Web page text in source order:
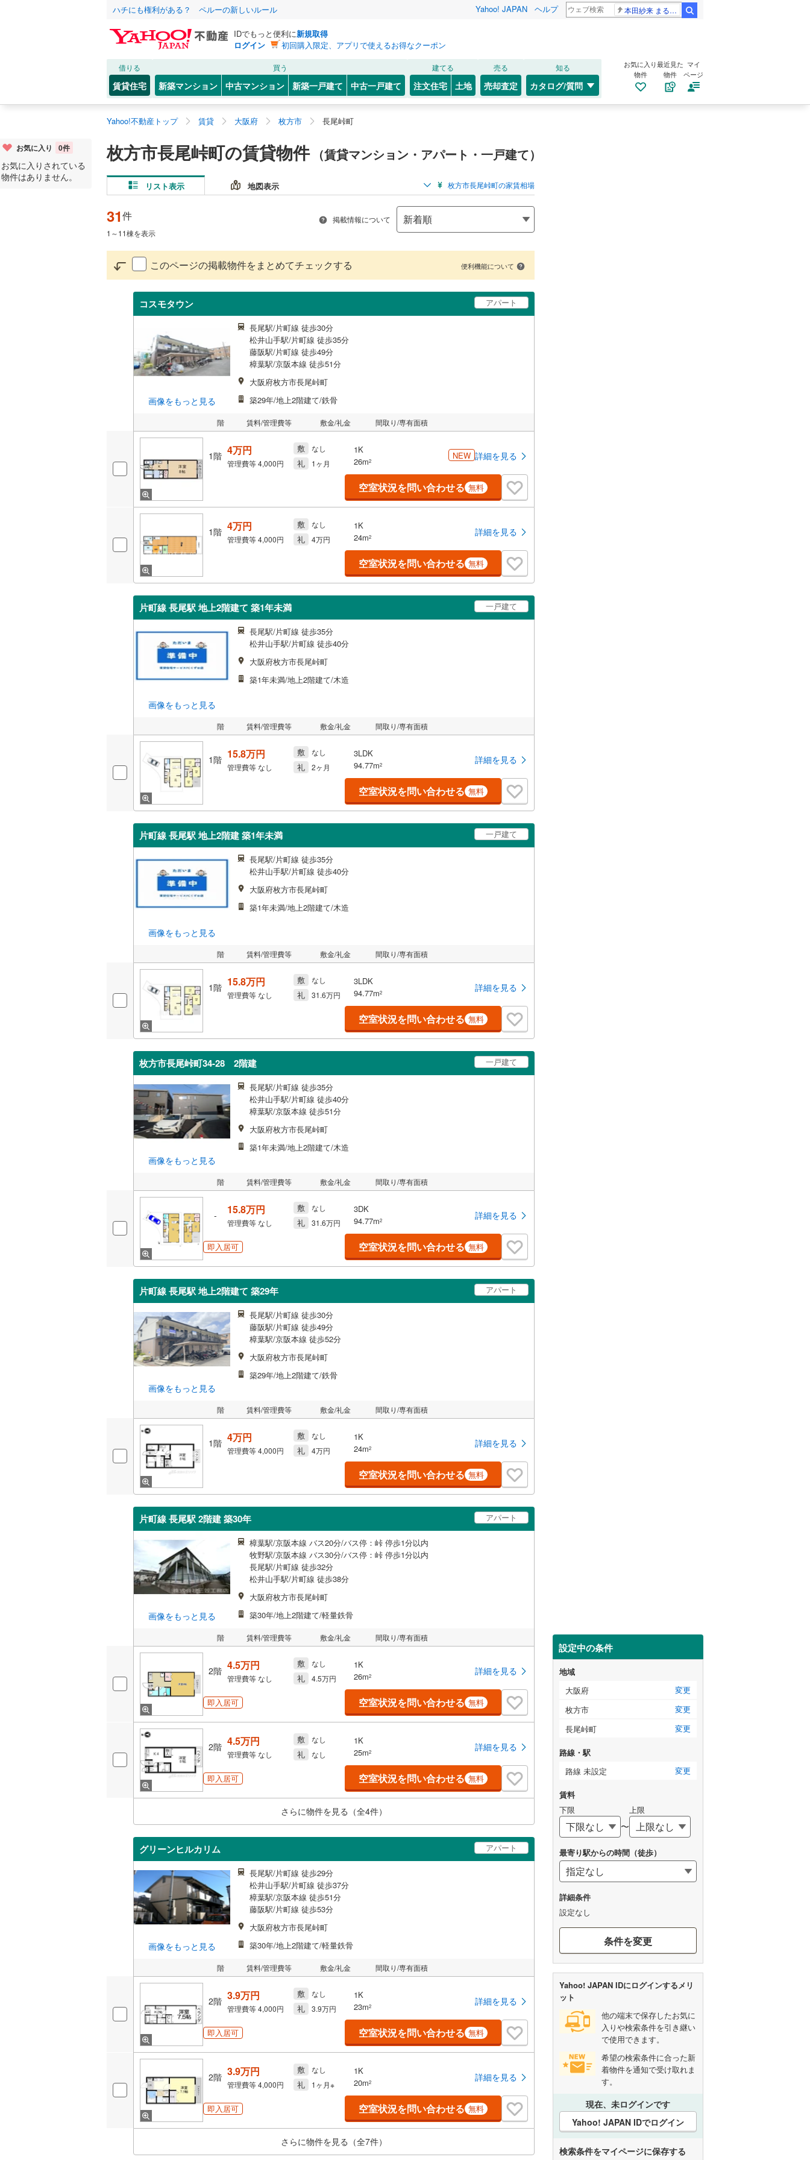
ハチにも権利がある？ ペルーの新しいルール Yahoo! JAPAN ヘルプ 本田紗来 まるでお人形
IDでもっと便利に新規取得
ログイン
初回購入限定、アプリで使えるお得なクーポン
借りる
賃貸住宅
買う
新築マンション 中古マンション 新築一戸建て 中古一戸建て
建てる
注文住宅 土地
売る
売却査定
知る
カタログ/質問
お気に入り
物件
最近見た
物件
マイ
ページ
Yahoo!不動産トップ 賃貸 大阪府 枚方市 長尾峠町
枚方市長尾峠町の賃貸物件 （賃貸マンション・アパート・一戸建て）
リスト表示 地図表示 枚方市長尾峠町の家賃相場
31件
1 ～11棟を表示
掲載情報について
このページの掲載物件をまとめてチェックする 便利機能について
コスモタウン アパート
画像をもっと見る
長尾駅/片町線 徒歩30分
松井山手駅/片町線 徒歩35分
藤阪駅/片町線 徒歩49分
樟葉駅/京阪本線 徒歩51分
大阪府枚方市長尾峠町
築29年/地上2階建て/鉄骨
階 賃料/管理費等 敷金/礼金 間取り/専有面積
1階 4万円
管理費等4,000円
敷 なし
礼 1ヶ月
1K
26m2
NEW 詳細を見る
空室状況を問い合わせる 無料
1階 4万円
管理費等4,000円
敷 なし
礼 4万円
1K
24m2 詳細を見る
空室状況を問い合わせる 無料
片町線 長尾駅 地上2階建て 築1年未満 一戸建て
画像をもっと見る
長尾駅/片町線 徒歩35分
松井山手駅/片町線 徒歩40分
大阪府枚方市長尾峠町
築1年未満/地上2階建て/木造
階 賃料/管理費等 敷金/礼金 間取り/専有面積
1階 15.8万円
管理費等なし
敷 なし
礼 2ヶ月
3LDK
94.77m2 詳細を見る
空室状況を問い合わせる 無料
片町線 長尾駅 地上2階建 築1年未満 一戸建て
画像をもっと見る
長尾駅/片町線 徒歩35分
松井山手駅/片町線 徒歩40分
大阪府枚方市長尾峠町
築1年未満/地上2階建て/木造
階 賃料/管理費等 敷金/礼金 間取り/専有面積
1階 15.8万円
管理費等なし
敷 なし
礼 31.6万円
3LDK
94.77m2 詳細を見る
空室状況を問い合わせる 無料
枚方市長尾峠町34-28 2階建 一戸建て
画像をもっと見る
長尾駅/片町線 徒歩35分
松井山手駅/片町線 徒歩40分
樟葉駅/京阪本線 徒歩51分
大阪府枚方市長尾峠町
築1年未満/地上2階建て/木造
階 賃料/管理費等 敷金/礼金 間取り/専有面積
- 15.8万円
管理費等なし
敷 なし
礼 31.6万円
3DK
94.77m2 詳細を見る
即入居可 空室状況を問い合わせる 無料
片町線 長尾駅 地上2階建て 築29年 アパート
画像をもっと見る
長尾駅/片町線 徒歩30分
藤阪駅/片町線 徒歩49分
樟葉駅/京阪本線 徒歩52分
大阪府枚方市長尾峠町
築29年/地上2階建て/鉄骨
階 賃料/管理費等 敷金/礼金 間取り/専有面積
1階 4万円
管理費等4,000円
敷 なし
礼 4万円
1K
24m2 詳細を見る
空室状況を問い合わせる 無料
片町線 長尾駅 2階建 築30年 アパート
画像をもっと見る
樟葉駅/京阪本線 バス20分/バス停：峠 停歩1分以内
牧野駅/京阪本線 バス30分/バス停：峠 停歩1分以内
長尾駅/片町線 徒歩32分
松井山手駅/片町線 徒歩38分
大阪府枚方市長尾峠町
築30年/地上2階建て/軽量鉄骨
階 賃料/管理費等 敷金/礼金 間取り/専有面積
2階 4.5万円
管理費等なし
敷 なし
礼 4.5万円
1K
26m2 詳細を見る
即入居可 空室状況を問い合わせる 無料
2階 4.5万円
管理費等なし
敷 なし
礼 なし
1K
25m2 詳細を見る
即入居可 空室状況を問い合わせる 無料
さらに物件を見る（全4件）
グリーンヒルカリム アパート
画像をもっと見る
長尾駅/片町線 徒歩29分
松井山手駅/片町線 徒歩37分
樟葉駅/京阪本線 徒歩51分
藤阪駅/片町線 徒歩53分
大阪府枚方市長尾峠町
築30年/地上2階建て/軽量鉄骨
階 賃料/管理費等 敷金/礼金 間取り/専有面積
2階 3.9万円
管理費等4,000円
敷 なし
礼 3.9万円
1K
23m2 詳細を見る
即入居可 空室状況を問い合わせる 無料
2階 3.9万円
管理費等4,000円
敷 なし
礼 1ヶ月※
1K
20m2 詳細を見る
即入居可 空室状況を問い合わせる 無料
さらに物件を見る（全7件）
お気に入り 0件
お気に入りされている
物件はありません。
設定中の条件
地域
大阪府
変更
枚方市
変更
長尾峠町
変更
路線・駅
路線 未設定
変更
賃料
下限
〜
上限
最寄り駅からの時間（徒歩）
詳細条件
設定なし
条件を変更
Yahoo! JAPAN IDにログインするメリ
ット
他の端末で保存したお気に
入りや検索条件を引き継い
で使用できます。
希望の検索条件に合った新
着物件を通知で受け取れま
す。
現在、未ログインです
Yahoo! JAPAN IDでログイン
検索条件をマイページに保存する